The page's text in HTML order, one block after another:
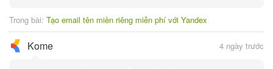
Trong bài: Tạo email tên miền riêng miễn phí với Yandex
Kome 4 ngày trước